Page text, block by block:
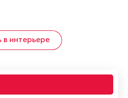
интерьере